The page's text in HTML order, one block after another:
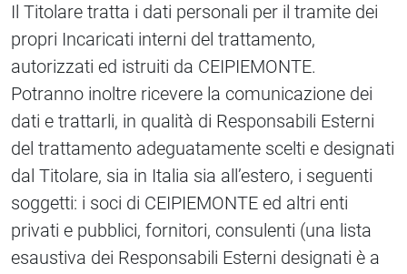
Il Titolare tratta i dati personali per il tramite dei
propri Incaricati interni del trattamento,
autorizzati ed istruiti da CEIPIEMONTE.
Potranno inoltre ricevere la comunicazione dei
dati e trattarli, in qualità di Responsabili Esterni
del trattamento adeguatamente scelti e designati
dal Titolare, sia in Italia sia all’estero, i seguenti
soggetti: i soci di CEIPIEMONTE ed altri enti
privati e pubblici, fornitori, consulenti (una lista
esaustiva dei Responsabili Esterni designati è a